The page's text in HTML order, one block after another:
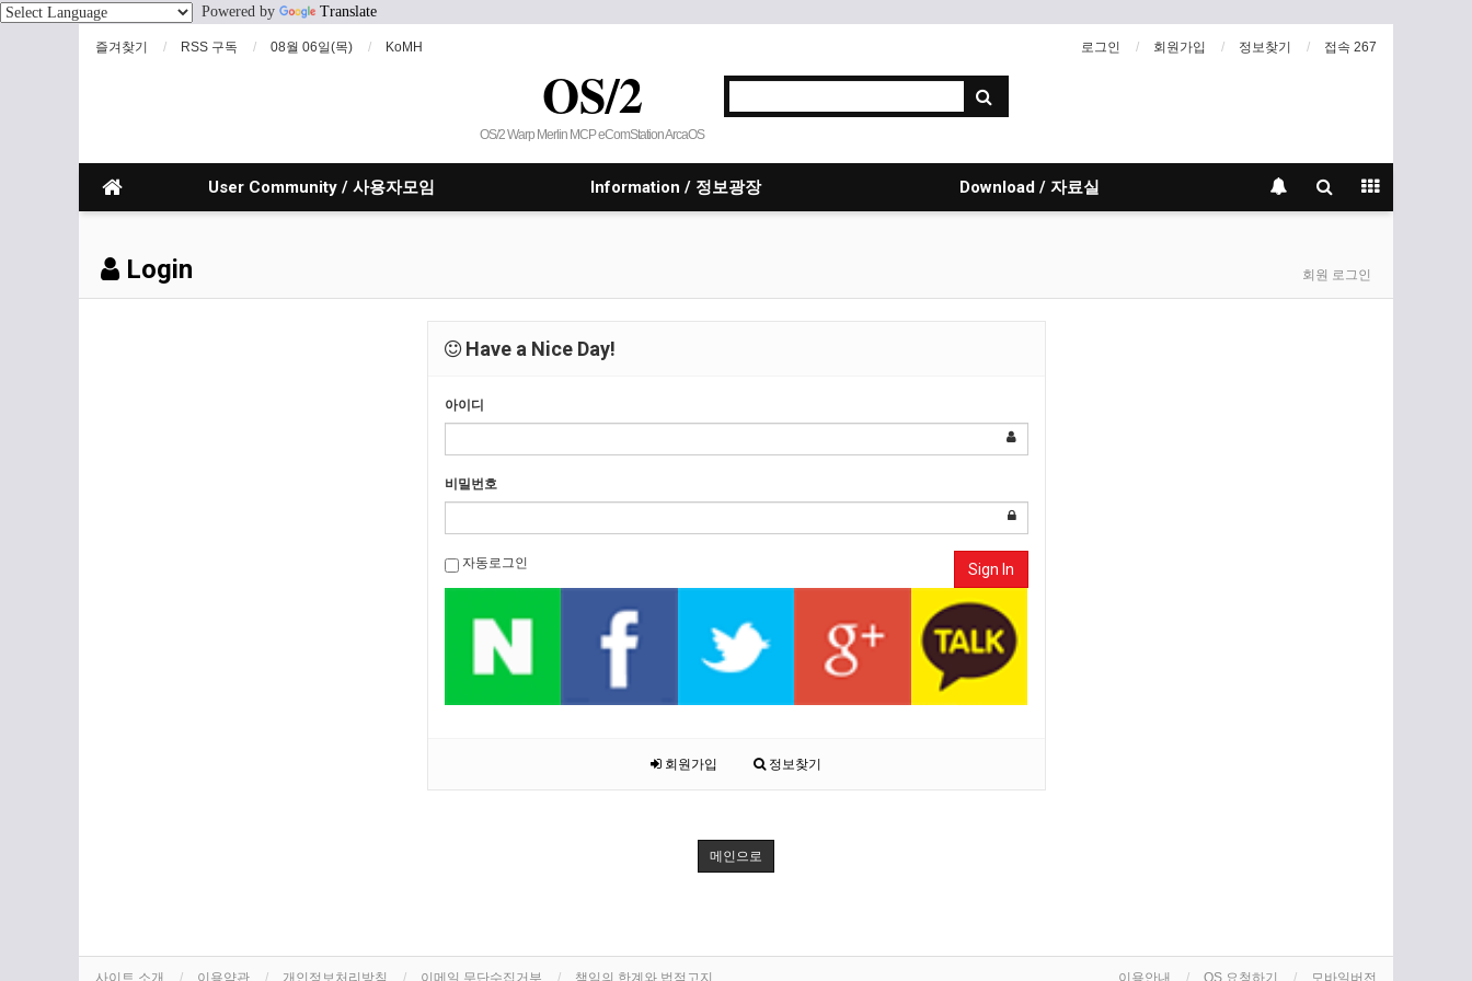
Powered by Translate
즐겨찾기 RSS 구독 08월 06일(목) KoMH 로그인 회원가입 정보찾기 접속 267
OS/2
OS/2 Warp Merlin MCP eComStation ArcaOS
User Community / 사용자모임 Information / 정보광장 Download / 자료실
Login 회원 로그인
Have a Nice Day!
아이디
비밀번호
자동로그인 Sign In
회원가입 정보찾기
메인으로
사이트 소개 이용약관 개인정보처리방침 이메일 무단수집거부 책임의 한계와 법적고지 이용안내 OS 요청하기 모바일버전